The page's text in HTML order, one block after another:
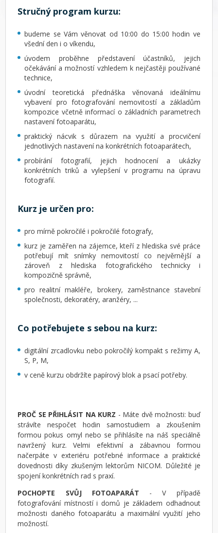
Stručný program kurzu:
budeme se Vám věnovat od 10:00 do 15:00 hodin ve
všední den i o víkendu,
úvodem proběhne představení účastníků, jejich
očekávání a možností vzhledem k nejčastěji používané
technice,
úvodní teoretická přednáška věnovaná ideálnímu
vybavení pro fotografování nemovitostí a základům
kompozice včetně informací o základních parametrech
nastavení fotoaparátu,
praktický nácvik s důrazem na využití a procvičení
jednotlivých nastavení na konkrétních fotoaparátech,
probírání fotografií, jejich hodnocení a ukázky
konkrétních triků a vylepšení v programu na úpravu
fotografií.
Kurz je určen pro:
pro mírně pokročilé i pokročilé fotografy,
kurz je zaměřen na zájemce, kteří z hlediska své práce
potřebují mít snímky nemovitostí co nejvěrnější a
zároveň z hlediska fotografického technicky i
kompozičně správně,
pro realitní makléře, brokery, zaměstnance stavební
společnosti, dekoratéry, aranžéry, ...
Co potřebujete s sebou na kurz:
digitální zrcadlovku nebo pokročilý kompakt s režimy A,
S, P, M,
v ceně kurzu obdržíte papírový blok a psací potřeby.
PROČ SE PŘIHLÁSIT NA KURZ - Máte dvě možnosti: buď
strávíte nespočet hodin samostudiem a zkoušením
formou pokus omyl nebo se přihlásíte na náš speciálně
navržený kurz. Velmi efektivní a zábavnou formou
načerpáte v exteriéru potřebné informace a praktické
dovednosti díky zkušeným lektorům NICOM. Důležité je
spojení konkrétních rad s praxí.
POCHOPTE SVŮJ FOTOAPARÁT - V případě
fotografování místností i domů je základem odhadnout
možnosti daného fotoaparátu a maximální využití jeho
možností.